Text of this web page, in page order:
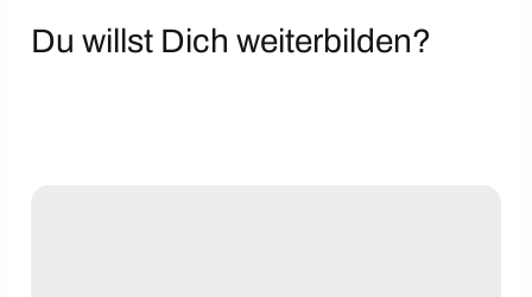
Du willst Dich weiterbilden?